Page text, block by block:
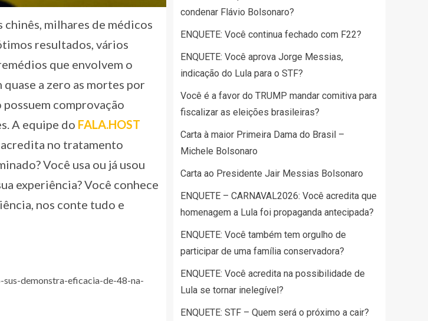
milhares de médicos
resultados, vários
que envolvem o
a zero as mortes por
comprovação
A equipe do FALA.HOST
acredita no tratamento
Você usa ou já usou
experiência? Você conhece
nos conte tudo e
demonstra-eficacia-de-48-na-
condenar Flávio Bolsonaro?
ENQUETE: Você continua fechado com F22?
ENQUETE: Você aprova Jorge Messias,
indicação do Lula para o STF?
Você é a favor do TRUMP mandar comitiva para
fiscalizar as eleições brasileiras?
Carta à maior Primeira Dama do Brasil –
Michele Bolsonaro
Carta ao Presidente Jair Messias Bolsonaro
ENQUETE – CARNAVAL2026: Você acredita que
homenagem a Lula foi propaganda antecipada?
ENQUETE: Você também tem orgulho de
participar de uma família conservadora?
ENQUETE: Você acredita na possibilidade de
Lula se tornar inelegível?
ENQUETE: STF – Quem será o próximo a cair?